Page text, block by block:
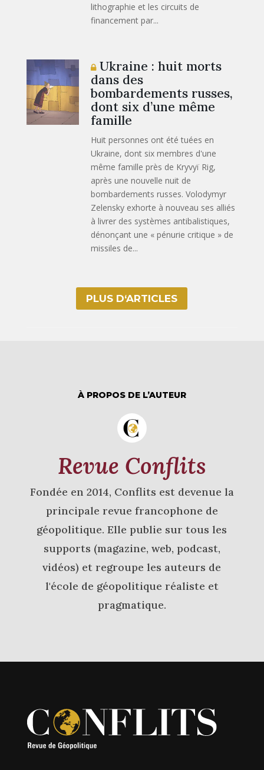
lithographie et les circuits de
financement par...
Ukraine : huit morts
dans des
bombardements russes,
dont six d’une même
famille
Huit personnes ont été tuées en
Ukraine, dont six membres d'une
même famille près de Kryvyï Rig,
après une nouvelle nuit de
bombardements russes. Volodymyr
Zelensky exhorte à nouveau ses alliés
à livrer des systèmes antibalistiques,
dénonçant une « pénurie critique » de
missiles de...
PLUS D‘ARTICLES
À PROPOS DE L’AUTEUR
Revue Conflits
Fondée en 2014, Conflits est devenue la
principale revue francophone de
géopolitique. Elle publie sur tous les
supports (magazine, web, podcast,
vidéos) et regroupe les auteurs de
l'école de géopolitique réaliste et
pragmatique.